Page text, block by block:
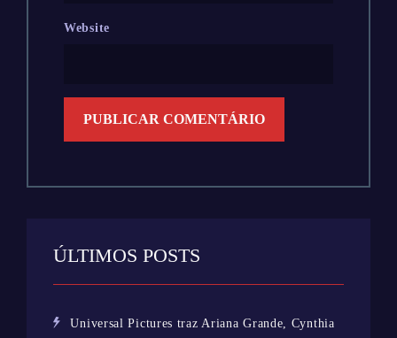
Website
ÚLTIMOS POSTS
Universal Pictures traz Ariana Grande, Cynthia